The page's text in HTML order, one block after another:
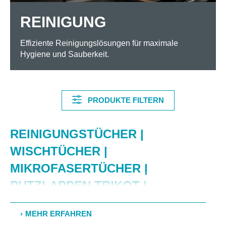
REINIGUNG
Effiziente Reinigungslösungen für maximale
Hygiene und Sauberkeit.
PRODUKTE FILTERN
REINIGUNGSTÜCHER |
WISCHTÜCHER |
MIKROFASERTÜCHER |
PUTZLAPPEN TRIKOT |
RECYCLINGPAPIERE |
DESINFEKTIONSMITTEL |